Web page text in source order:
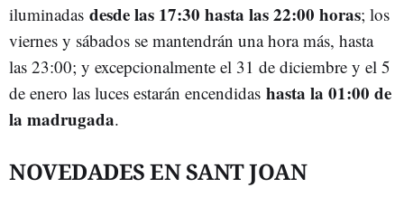
iluminadas desde las 17:30 hasta las 22:00 horas; los
viernes y sábados se mantendrán una hora más, hasta
las 23:00; y excepcionalmente el 31 de diciembre y el 5
de enero las luces estarán encendidas hasta la 01:00 de
la madrugada.
NOVEDADES EN SANT JOAN